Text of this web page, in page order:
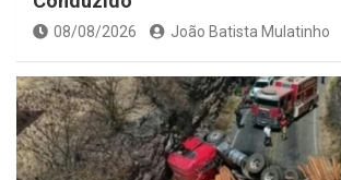
08/08/2026 João Batista Mulatinho